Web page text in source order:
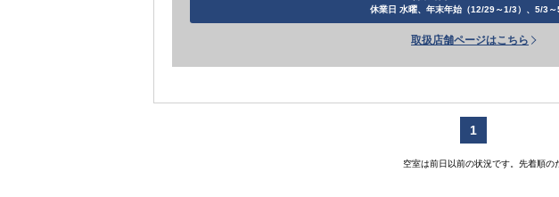
休業日 水曜、年末年始（12/29～1/3）、5/3～
取扱店舗ページはこちら
1
空室は前日以前の状況です。先着順の